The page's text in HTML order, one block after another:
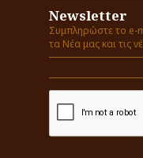
Newsletter
Συμπληρώστε το e-
τα Νέα μας και τις